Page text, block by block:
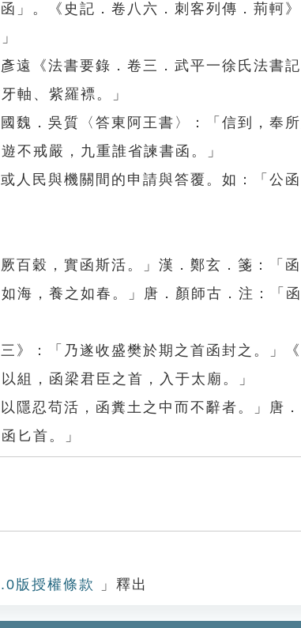
」。《史記．卷八六．刺客列傳．荊軻
遠《法書要錄．卷三．武平一徐氏法書
軸、紫羅褾。」
魏．吳質〈答東阿王書〉：「信到，奉
不戒嚴，九重誰省諫書函。」
人民與機關間的申請與答覆。如：「公
百穀，實函斯活。」漢．鄭玄．箋：「
海，養之如春。」唐．顏師古．注：「
》：「乃遂收盛樊於期之首函封之。」
組，函梁君臣之首，入于太廟。」
隱忍苟活，函糞土之中而不辭者。」唐
匕首。」
版授權條款 」釋出